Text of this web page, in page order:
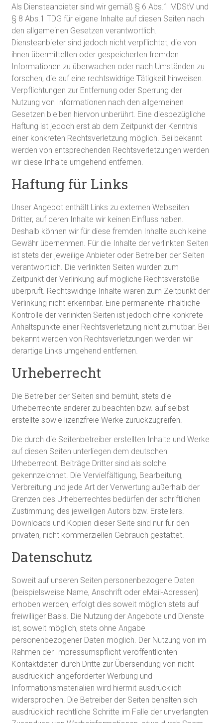
Als Diensteanbieter sind wir gemäß § 6 Abs.1 MDStV und
§ 8 Abs.1 TDG für eigene Inhalte auf diesen Seiten nach
den allgemeinen Gesetzen verantwortlich.
Diensteanbieter sind jedoch nicht verpflichtet, die von
ihnen übermittelten oder gespeicherten fremden
Informationen zu überwachen oder nach Umständen zu
forschen, die auf eine rechtswidrige Tätigkeit hinweisen.
Verpflichtungen zur Entfernung oder Sperrung der
Nutzung von Informationen nach den allgemeinen
Gesetzen bleiben hiervon unberührt. Eine diesbezügliche
Haftung ist jedoch erst ab dem Zeitpunkt der Kenntnis
einer konkreten Rechtsverletzung möglich. Bei bekannt
werden von entsprechenden Rechtsverletzungen werden
wir diese Inhalte umgehend entfernen.
Haftung für Links
Unser Angebot enthält Links zu externen Webseiten
Dritter, auf deren Inhalte wir keinen Einfluss haben.
Deshalb können wir für diese fremden Inhalte auch keine
Gewähr übernehmen. Für die Inhalte der verlinkten Seiten
ist stets der jeweilige Anbieter oder Betreiber der Seiten
verantwortlich. Die verlinkten Seiten wurden zum
Zeitpunkt der Verlinkung auf mögliche Rechtsverstöße
überprüft. Rechtswidrige Inhalte waren zum Zeitpunkt der
Verlinkung nicht erkennbar. Eine permanente inhaltliche
Kontrolle der verlinkten Seiten ist jedoch ohne konkrete
Anhaltspunkte einer Rechtsverletzung nicht zumutbar. Bei
bekannt werden von Rechtsverletzungen werden wir
derartige Links umgehend entfernen.
Urheberrecht
Die Betreiber der Seiten sind bemüht, stets die
Urheberrechte anderer zu beachten bzw. auf selbst
erstellte sowie lizenzfreie Werke zurückzugreifen.
Die durch die Seitenbetreiber erstellten Inhalte und Werke
auf diesen Seiten unterliegen dem deutschen
Urheberrecht. Beiträge Dritter sind als solche
gekennzeichnet. Die Vervielfältigung, Bearbeitung,
Verbreitung und jede Art der Verwertung außerhalb der
Grenzen des Urheberrechtes bedürfen der schriftlichen
Zustimmung des jeweiligen Autors bzw. Erstellers.
Downloads und Kopien dieser Seite sind nur für den
privaten, nicht kommerziellen Gebrauch gestattet.
Datenschutz
Soweit auf unseren Seiten personenbezogene Daten
(beispielsweise Name, Anschrift oder eMail-Adressen)
erhoben werden, erfolgt dies soweit möglich stets auf
freiwilliger Basis. Die Nutzung der Angebote und Dienste
ist, soweit möglich, stets ohne Angabe
personenbezogener Daten möglich. Der Nutzung von im
Rahmen der Impressumspflicht veröffentlichten
Kontaktdaten durch Dritte zur Übersendung von nicht
ausdrücklich angeforderter Werbung und
Informationsmaterialien wird hiermit ausdrücklich
widersprochen. Die Betreiber der Seiten behalten sich
ausdrücklich rechtliche Schritte im Falle der unverlangten